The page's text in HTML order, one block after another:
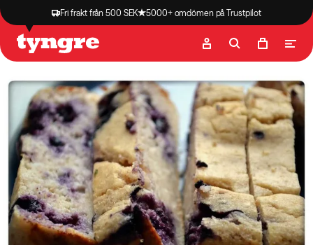
Fri frakt från 500 SEK 5000+ omdömen på Trustpilot
Butik Recept